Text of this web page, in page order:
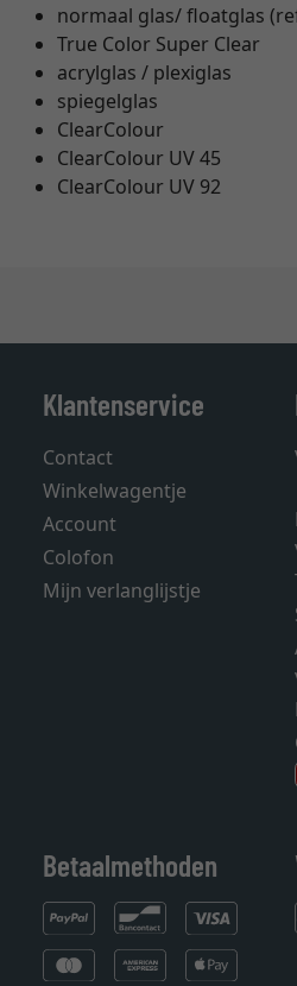
normaal glas/ floatglas
True Color Super Clear
acrylglas / plexiglas
spiegelglas
ClearColour
ClearColour UV 45
ClearColour UV 92
Klantenservice
Contact
Winkelwagentje
Account
Colofon
Mijn verlanglijstje
Betaalmethoden